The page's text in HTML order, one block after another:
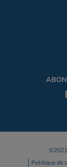
Politique de